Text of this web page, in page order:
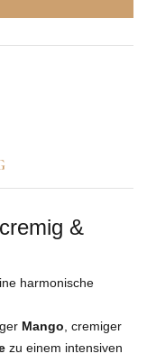
&
harmonische
Mango, cremiger
zu einem intensiven